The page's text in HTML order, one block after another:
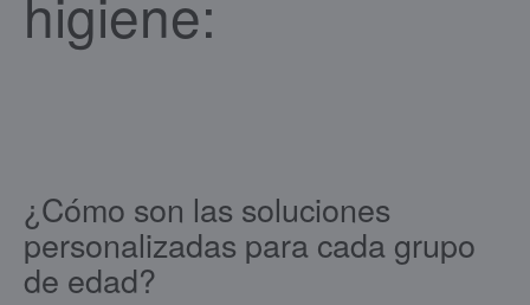
¿Cómo son las soluciones
personalizadas para cada grupo
de edad?